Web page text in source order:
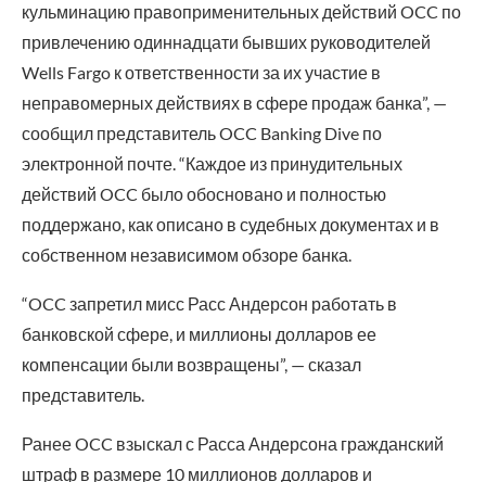
кульминацию правоприменительных действий OCC по
привлечению одиннадцати бывших руководителей
Wells Fargo к ответственности за их участие в
неправомерных действиях в сфере продаж банка”, —
сообщил представитель OCC Banking Dive по
электронной почте. “Каждое из принудительных
действий OCC было обосновано и полностью
поддержано, как описано в судебных документах и в
собственном независимом обзоре банка.
“OCC запретил мисс Расс Андерсон работать в
банковской сфере, и миллионы долларов ее
компенсации были возвращены”, — сказал
представитель.
Ранее OCC взыскал с Расса Андерсона гражданский
штраф в размере 10 миллионов долларов и